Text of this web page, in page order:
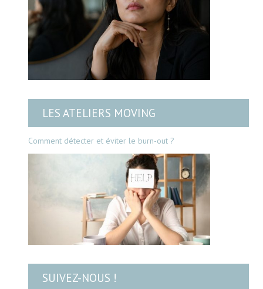
LES ATELIERS MOVING
Comment détecter et éviter le burn-out ?
SUIVEZ-NOUS !